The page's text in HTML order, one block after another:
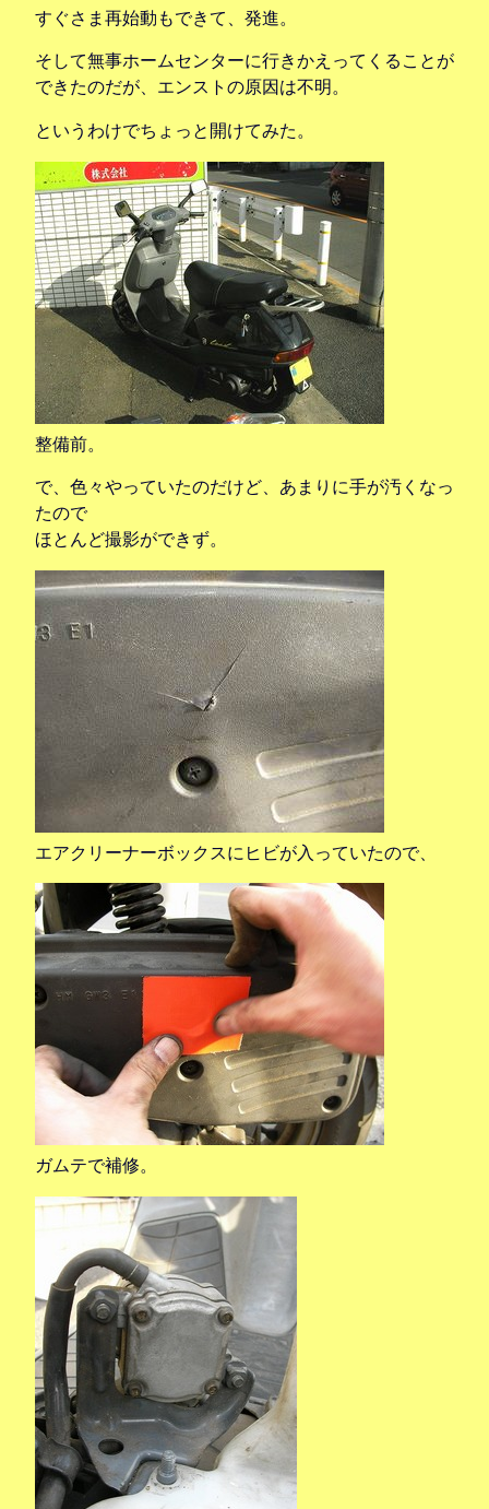
すぐさま再始動もできて、発進。
そして無事ホームセンターに行きかえってくることが
できたのだが、エンストの原因は不明。
というわけでちょっと開けてみた。
整備前。
で、色々やっていたのだけど、あまりに手が汚くなっ
たので
ほとんど撮影ができず。
エアクリーナーボックスにヒビが入っていたので、
ガムテで補修。